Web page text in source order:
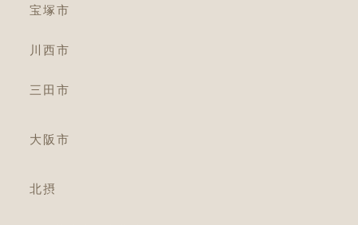
宝塚市
川西市
三田市
大阪市
北摂